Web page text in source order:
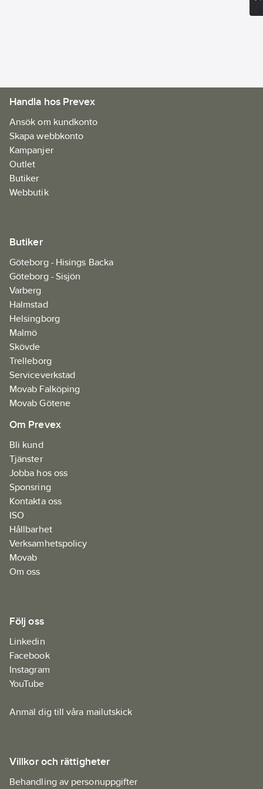
Handla hos Prevex
Ansök om kundkonto
Skapa webbkonto
Kampanjer
Outlet
Butiker
Webbutik
Butiker
Göteborg - Hisings Backa
Göteborg - Sisjön
Varberg
Halmstad
Helsingborg
Malmö
Skövde
Trelleborg
Serviceverkstad
Movab Falköping
Movab Götene
Om Prevex
Bli kund
Tjänster
Jobba hos oss
Sponsring
Kontakta oss
ISO
Hållbarhet
Verksamhetspolicy
Movab
Om oss
Följ oss
Linkedin
Facebook
Instagram
YouTube
Anmäl dig till våra mailutskick
Villkor och rättigheter
Behandling av personuppgifter